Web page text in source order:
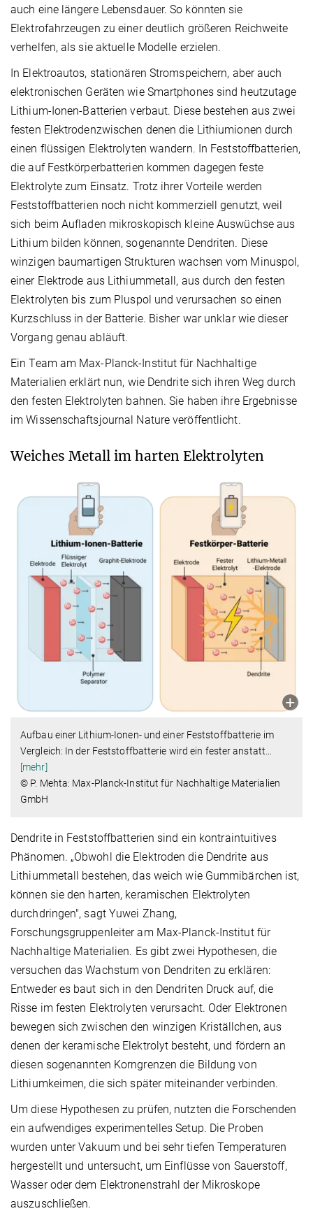
auch eine längere Lebensdauer. So könnten sie
Elektrofahrzeugen zu einer deutlich größeren Reichweite
verhelfen, als sie aktuelle Modelle erzielen.
In Elektroautos, stationären Stromspeichern, aber auch
elektronischen Geräten wie Smartphones sind heutzutage
Lithium-Ionen-Batterien verbaut. Diese bestehen aus zwei
festen Elektrodenzwischen denen die Lithiumionen durch
einen flüssigen Elektrolyten wandern. In Feststoffbatterien,
die auf Festkörperbatterien kommen dagegen feste
Elektrolyte zum Einsatz. Trotz ihrer Vorteile werden
Feststoffbatterien noch nicht kommerziell genutzt, weil
sich beim Aufladen mikroskopisch kleine Auswüchse aus
Lithium bilden können, sogenannte Dendriten. Diese
winzigen baumartigen Strukturen wachsen vom Minuspol,
einer Elektrode aus Lithiummetall, aus durch den festen
Elektrolyten bis zum Pluspol und verursachen so einen
Kurzschluss in der Batterie. Bisher war unklar wie dieser
Vorgang genau abläuft.
Ein Team am Max-Planck-Institut für Nachhaltige
Materialien erklärt nun, wie Dendrite sich ihren Weg durch
den festen Elektrolyten bahnen. Sie haben ihre Ergebnisse
im Wissenschaftsjournal Nature veröffentlicht.
Weiches Metall im harten Elektrolyten
Aufbau einer Lithium-Ionen- und einer Feststoffbatterie im
Vergleich: In der Feststoffbatterie wird ein fester anstatt
[mehr]
© P. Mehta: Max-Planck-Institut für Nachhaltige Materialien
GmbH
Dendrite in Feststoffbatterien sind ein kontraintuitives
Phänomen. „Obwohl die Elektroden die Dendrite aus
Lithiummetall bestehen, das weich wie Gummibärchen ist,
können sie den harten, keramischen Elektrolyten
durchdringen", sagt Yuwei Zhang,
Forschungsgruppenleiter am Max-Planck-Institut für
Nachhaltige Materialien. Es gibt zwei Hypothesen, die
versuchen das Wachstum von Dendriten zu erklären:
Entweder es baut sich in den Dendriten Druck auf, die
Risse im festen Elektrolyten verursacht. Oder Elektronen
bewegen sich zwischen den winzigen Kriställchen, aus
denen der keramische Elektrolyt besteht, und fördern an
diesen sogenannten Korngrenzen die Bildung von
Lithiumkeimen, die sich später miteinander verbinden.
Um diese Hypothesen zu prüfen, nutzten die Forschenden
ein aufwendiges experimentelles Setup. Die Proben
wurden unter Vakuum und bei sehr tiefen Temperaturen
hergestellt und untersucht, um Einflüsse von Sauerstoff,
Wasser oder dem Elektronenstrahl der Mikroskope
auszuschließen.